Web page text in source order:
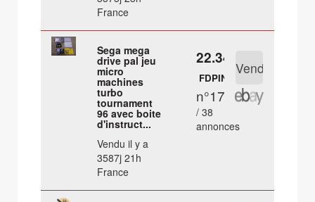
France
Sega mega
drive pal jeu
micro
machines
turbo
tournament
96 avec boite
d'instruct...
Vendu il y a
3587j 21h
France
22.34 €
FDPIN
n°17
/ 38
annonces